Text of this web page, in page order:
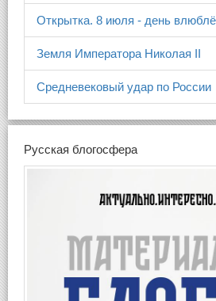
Открытка. 8 июля - день
Земля Императора Николая II
Средневековый удар по России
Русская блогосфера